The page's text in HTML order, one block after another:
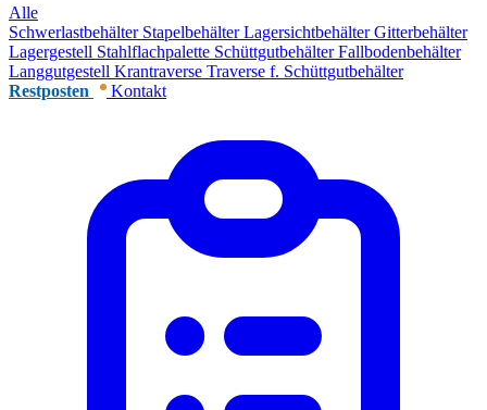
Alle
Schwerlastbehälter StapelbehälterLagersichtbehälterGitterbehälter
Lagergestell Stahlflachpalette SchüttgutbehälterFallbodenbehälter
Langgutgestell Krantraverse Traverse f. Schüttgutbehälter
Restposten
Kontakt